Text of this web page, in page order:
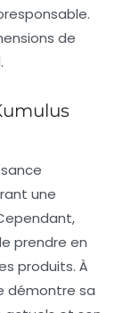
de
une
prendre en
produits. À
démontre sa